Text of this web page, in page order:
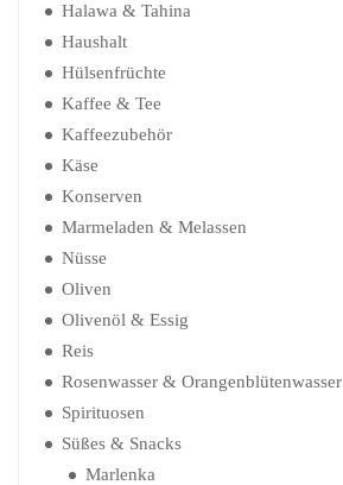
Halawa & Tahina
Haushalt
Hülsenfrüchte
Kaffee & Tee
Kaffeezubehör
Käse
Konserven
Marmeladen & Melassen
Nüsse
Oliven
Olivenöl & Essig
Reis
Rosenwasser & Orangenblütenwasser
Spirituosen
Süßes & Snacks
Marlenka